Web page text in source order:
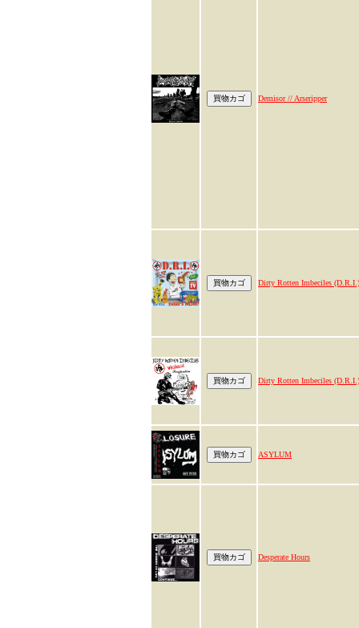
Demisor // Arseripper
Dirty Rotten Imbeciles (D.R.I.)
Dirty Rotten Imbeciles (D.R.I.)
ASYLUM
Desperate Hours